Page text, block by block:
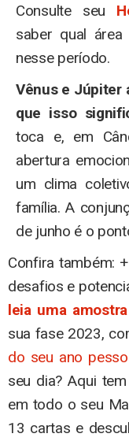
Consulte seu
saber qual
nesse período.
Vênus e Júpiter
que isso
toca e, em
abertura
um clima
família. A
de junho é o
Confira também:
desafios e
leia uma
sua fase 2023,
do seu ano
seu dia? Aqui
em todo o seu
13 cartas e